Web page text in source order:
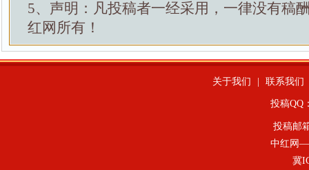
5、声明：凡投稿者一经采用，一律没有稿
红网所有！
关于我们 联系我们
投稿QQ
投稿邮
中红网—
冀